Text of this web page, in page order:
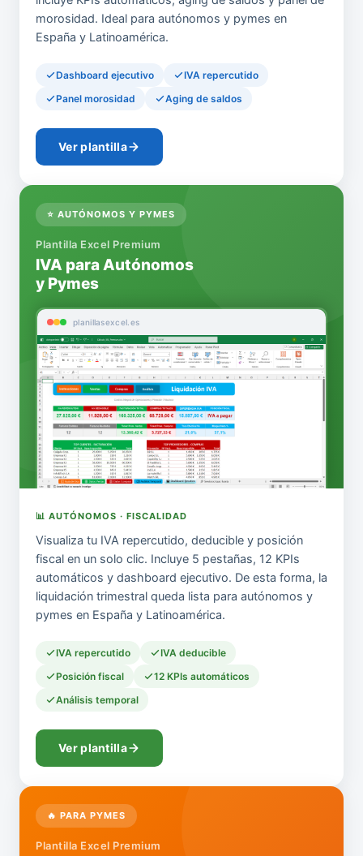
morosidad. Ideal para autónomos y pymes en
España y Latinoamérica.
Dashboard ejecutivo
IVA repercutido
Panel morosidad
Aging de saldos
Ver plantilla
⭐ AUTÓNOMOS Y PYMES
Plantilla Excel Premium
IVA para Autónomos
y Pymes
planillasexcel.es
📊 AUTÓNOMOS · FISCALIDAD
Visualiza tu IVA repercutido, deducible y posición
fiscal en un solo clic. Incluye 5 pestañas, 12 KPIs
automáticos y dashboard ejecutivo. De esta forma, la
liquidación trimestral queda lista para autónomos y
pymes en España y Latinoamérica.
IVA repercutido
IVA deducible
Posición fiscal
12 KPIs automáticos
Análisis temporal
Ver plantilla
🔥 PARA PYMES
Plantilla Excel Premium